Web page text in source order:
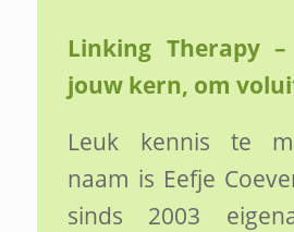
Linking Therapy
jouw kern, om
Leuk kennis te
naam is Eefje
sinds 2003